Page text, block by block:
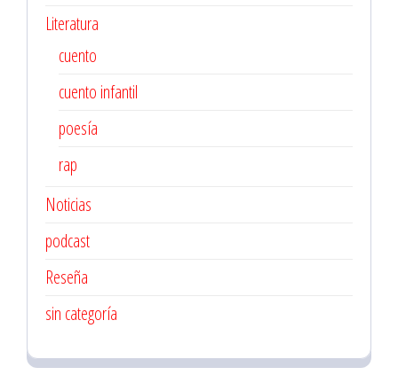
Literatura
cuento
cuento infantil
poesía
rap
Noticias
podcast
Reseña
sin categoría